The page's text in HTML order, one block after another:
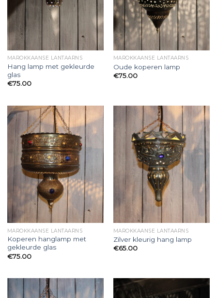
MAROKKAANSE LANTAARNS
Hang lamp met gekleurde
glas
€75.00
MAROKKAANSE LANTAARNS
Oude koperen lamp
€75.00
MAROKKAANSE LANTAARNS
Koperen hanglamp met
gekleurde glas
€75.00
MAROKKAANSE LANTAARNS
Zilver kleurig hang lamp
€65.00